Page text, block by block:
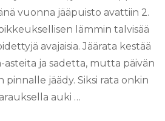
vuonna jääpuisto avattiin 2.
lämmin talvisää
avajaisia. Jäärata kestää
asteita ja sadetta, mutta päivän
pinnalle jäädy. Siksi rata onkin
auki …